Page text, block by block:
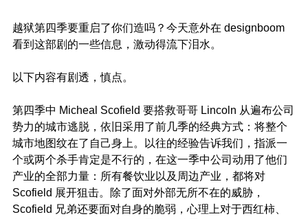
越狱第四季要重启了你们造吗？今天意外在 designboom
看到这部剧的一些信息，激动得流下泪水。
以下内容有剧透，慎点。
第四季中 Micheal Scofield 要搭救哥哥 Lincoln 从遍布公司
势力的城市逃脱，依旧采用了前几季的经典方式：将整个
城市地图纹在了自己身上。以往的经验告诉我们，指派一
个或两个杀手肯定是不行的，在这一季中公司动用了他们
产业的全部力量：所有餐饮业以及周边产业，都将对
Scofield 展开狙击。除了面对外部无所不在的威胁，
Scofield 兄弟还要面对自身的脆弱，心理上对于西红柿、